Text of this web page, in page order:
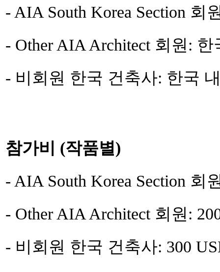
- AIA South Korea Section
- Other AIA Architect 회원:
- 비회원 한국 건축사: 한국
참가비 (작품별)
- AIA South Korea Section 회
- Other AIA Architect 회원:
- 비회원 한국 건축사: 300